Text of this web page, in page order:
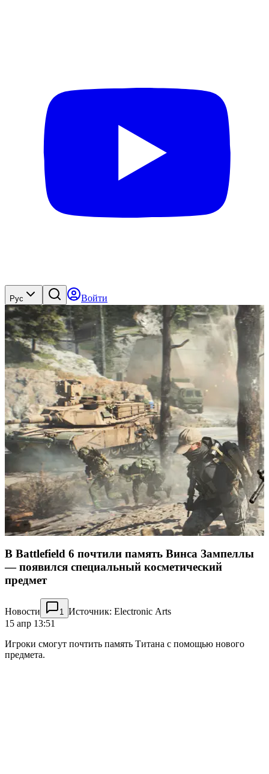
Рус Войти
В Battlefield 6 почтили память Винса Зампеллы
— появился специальный косметический
предмет
Новости 1
Источник: Electronic Arts
15 апр 13:51
Игроки смогут почтить память Титана с помощью нового
предмета.